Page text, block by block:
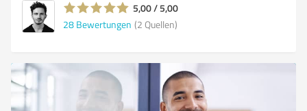
5,00 / 5,00
28 Bewertungen (2 Quellen)